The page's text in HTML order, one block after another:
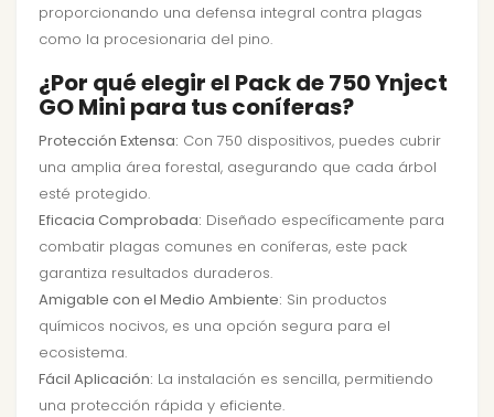
proporcionando una defensa integral contra plagas
como la procesionaria del pino.
¿Por qué elegir el Pack de 750 Ynject
GO Mini para tus coníferas?
Protección Extensa: Con 750 dispositivos, puedes cubrir
una amplia área forestal, asegurando que cada árbol
esté protegido.
Eficacia Comprobada: Diseñado específicamente para
combatir plagas comunes en coníferas, este pack
garantiza resultados duraderos.
Amigable con el Medio Ambiente: Sin productos
químicos nocivos, es una opción segura para el
ecosistema.
Fácil Aplicación: La instalación es sencilla, permitiendo
una protección rápida y eficiente.